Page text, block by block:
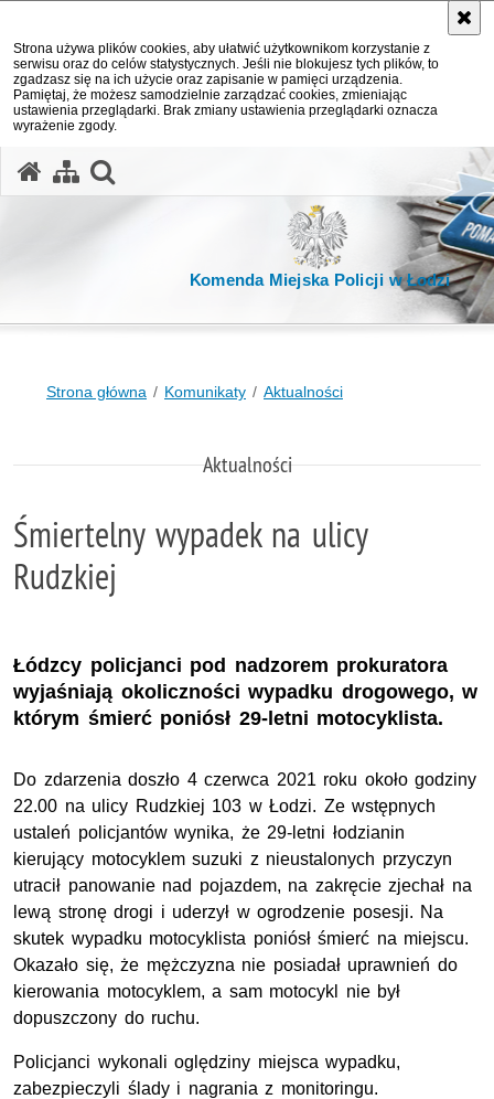
Strona używa plików cookies, aby ułatwić użytkownikom korzystanie z
serwisu oraz do celów statystycznych. Jeśli nie blokujesz tych plików, to
zgadzasz się na ich użycie oraz zapisanie w pamięci urządzenia.
Pamiętaj, że możesz samodzielnie zarządzać cookies, zmieniając
ustawienia przeglądarki. Brak zmiany ustawienia przeglądarki oznacza
wyrażenie zgody.
Komenda Miejska Policji w Łodzi
Strona główna Komunikaty Aktualności
Aktualności
Śmiertelny wypadek na ulicy
Rudzkiej
Łódzcy policjanci pod nadzorem prokuratora
wyjaśniają okoliczności wypadku drogowego, w
którym śmierć poniósł 29-letni motocyklista.
Do zdarzenia doszło 4 czerwca 2021 roku około godziny
22.00 na ulicy Rudzkiej 103 w Łodzi. Ze wstępnych
ustaleń policjantów wynika, że 29-letni łodzianin
kierujący motocyklem suzuki z nieustalonych przyczyn
utracił panowanie nad pojazdem, na zakręcie zjechał na
lewą stronę drogi i uderzył w ogrodzenie posesji. Na
skutek wypadku motocyklista poniósł śmierć na miejscu.
Okazało się, że mężczyzna nie posiadał uprawnień do
kierowania motocyklem, a sam motocykl nie był
dopuszczony do ruchu.
Policjanci wykonali oględziny miejsca wypadku,
zabezpieczyli ślady i nagrania z monitoringu.